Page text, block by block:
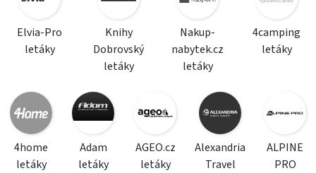
Elvia-Pro
letáky
Knihy
Dobrovský
letáky
Nakup-
nabytek.cz
letáky
4camping
letáky
4home
letáky
Adam
letáky
AGEO.cz
letáky
Alexandria
Travel
ALPINE
PRO